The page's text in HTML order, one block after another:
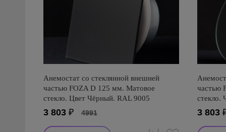
Анемостат со стеклянной внешней
частью FOZA D 125 мм. Матовое
стекло. Цвет Чёрный. RAL 9005
3 803 ₽ 4991
частью
стекло.
3 803